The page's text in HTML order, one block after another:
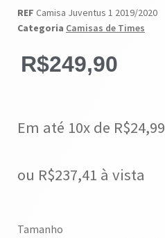
REF Camisa Juventus 1 2019/2020
Categoria Camisas de Times
R$249,90
Em até 10x de R$24,99
ou R$237,41 à vista
Tamanho